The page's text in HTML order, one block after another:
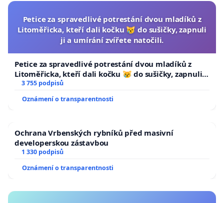
Petice za spravedlivé potrestání dvou mladíků z
Litoměřicka, kteří dali kočku 😿 do sušičky, zapnuli
ji a umírání zvířete natočili.
Petice za spravedlivé potrestání dvou mladíků z
Litoměřicka, kteří dali kočku 😿 do sušičky, zapnuli ji
a umírání zvířete natočili.
3 755 podpisů
Oznámení o transparentnosti
Ochrana Vrbenských rybníků před masivní
developerskou zástavbou
1 330 podpisů
Oznámení o transparentnosti